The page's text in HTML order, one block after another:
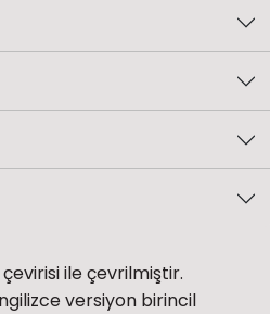
ile çevrilmiştir.
versiyon birincil